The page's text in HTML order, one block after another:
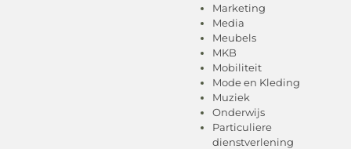
Marketing
Media
Meubels
MKB
Mobiliteit
Mode en Kleding
Muziek
Onderwijs
Particuliere
dienstverlening